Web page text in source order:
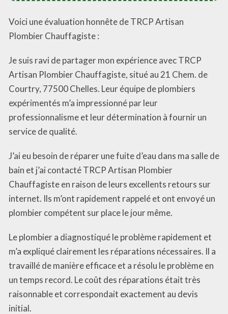
Voici une évaluation honnête de TRCP Artisan
Plombier Chauffagiste :
Je suis ravi de partager mon expérience avec TRCP
Artisan Plombier Chauffagiste, situé au 21 Chem. de
Courtry, 77500 Chelles. Leur équipe de plombiers
expérimentés m’a impressionné par leur
professionnalisme et leur détermination à fournir un
service de qualité.
J’ai eu besoin de réparer une fuite d’eau dans ma salle de
bain et j’ai contacté TRCP Artisan Plombier
Chauffagiste en raison de leurs excellents retours sur
internet. Ils m’ont rapidement rappelé et ont envoyé un
plombier compétent sur place le jour même.
Le plombier a diagnostiqué le problème rapidement et
m’a expliqué clairement les réparations nécessaires. Il a
travaillé de manière efficace et a résolu le problème en
un temps record. Le coût des réparations était très
raisonnable et correspondait exactement au devis
initial.